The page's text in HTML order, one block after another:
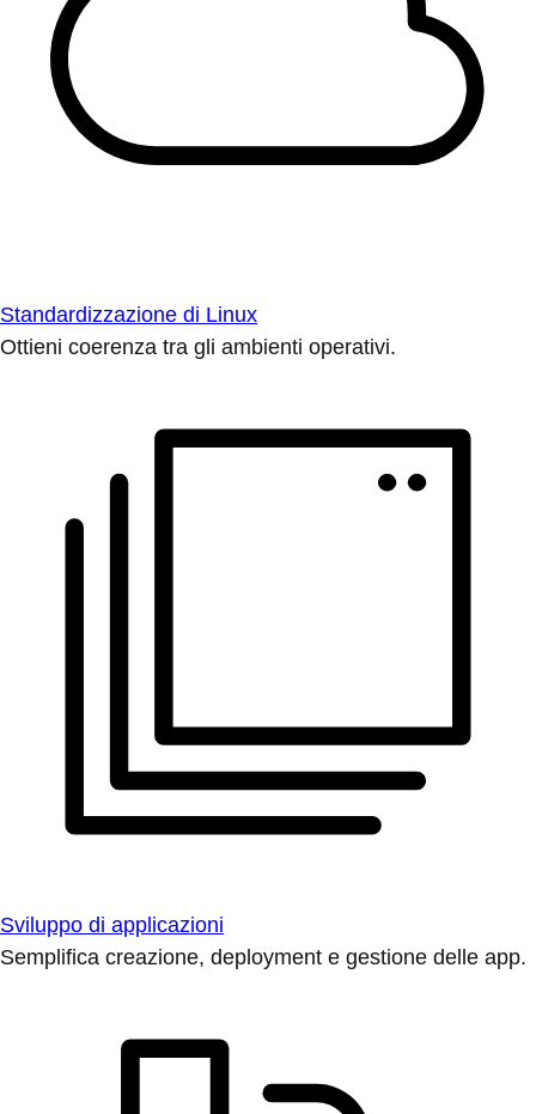
Standardizzazione di Linux
Ottieni coerenza tra gli ambienti operativi.
Sviluppo di applicazioni
Semplifica creazione, deployment e gestione delle app.